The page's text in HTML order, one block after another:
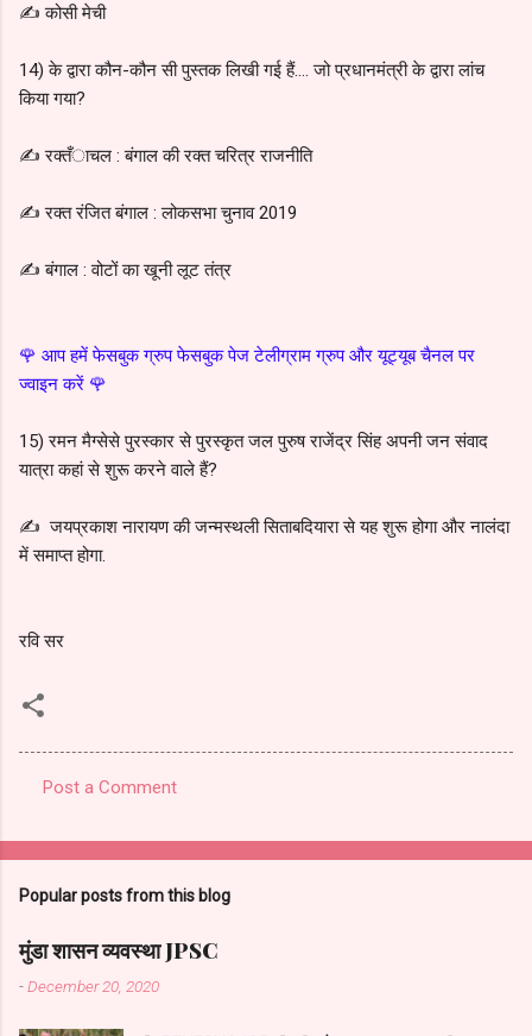
✍️ कोसी मेची
14) के द्वारा कौन-कौन सी पुस्तक लिखी गई हैं.... जो प्रधानमंत्री के द्वारा लांच
किया गया?
✍ रक्तँाचल : बंगाल की रक्त चरित्र राजनीति
✍️ रक्त रंजित बंगाल : लोकसभा चुनाव 2019
✍️ बंगाल : वोटों का खूनी लूट तंत्र
🌹 आप हमें फेसबुक ग्रुप फेसबुक पेज टेलीग्राम ग्रुप और यूट्यूब चैनल पर
ज्वाइन करें 🌹
15) रमन मैग्सेसे पुरस्कार से पुरस्कृत जल पुरुष राजेंद्र सिंह अपनी जन संवाद
यात्रा कहां से शुरू करने वाले हैं?
✍️ जयप्रकाश नारायण की जन्मस्थली सिताबदियारा से यह शुरू होगा और नालंदा
में समाप्त होगा.
रवि सर
o
e
Post a Comment
Popular posts from this blog
मुंडा शासन व्यवस्था JPSC
-December 20, 2020